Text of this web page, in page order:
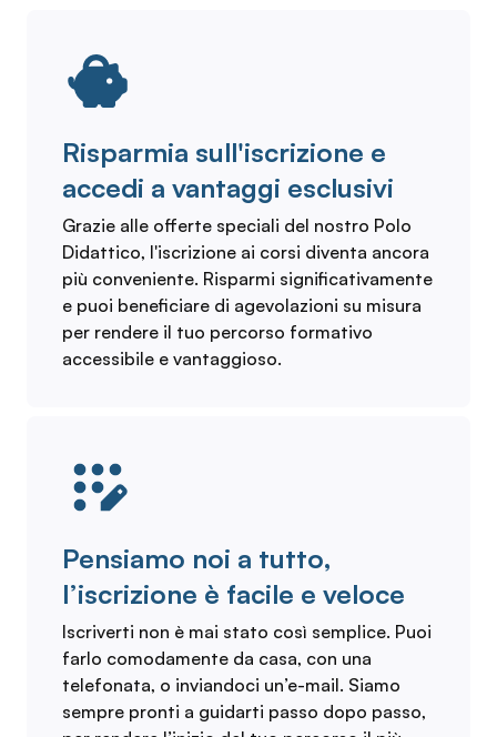
Risparmia sull'iscrizione e
accedi a vantaggi esclusivi
Grazie alle offerte speciali del nostro Polo
Didattico, l'iscrizione ai corsi diventa ancora
più conveniente. Risparmi significativamente
e puoi beneficiare di agevolazioni su misura
per rendere il tuo percorso formativo
accessibile e vantaggioso.
Pensiamo noi a tutto,
l’iscrizione è facile e veloce
Iscriverti non è mai stato così semplice. Puoi
farlo comodamente da casa, con una
telefonata, o inviandoci un’e-mail. Siamo
sempre pronti a guidarti passo dopo passo,